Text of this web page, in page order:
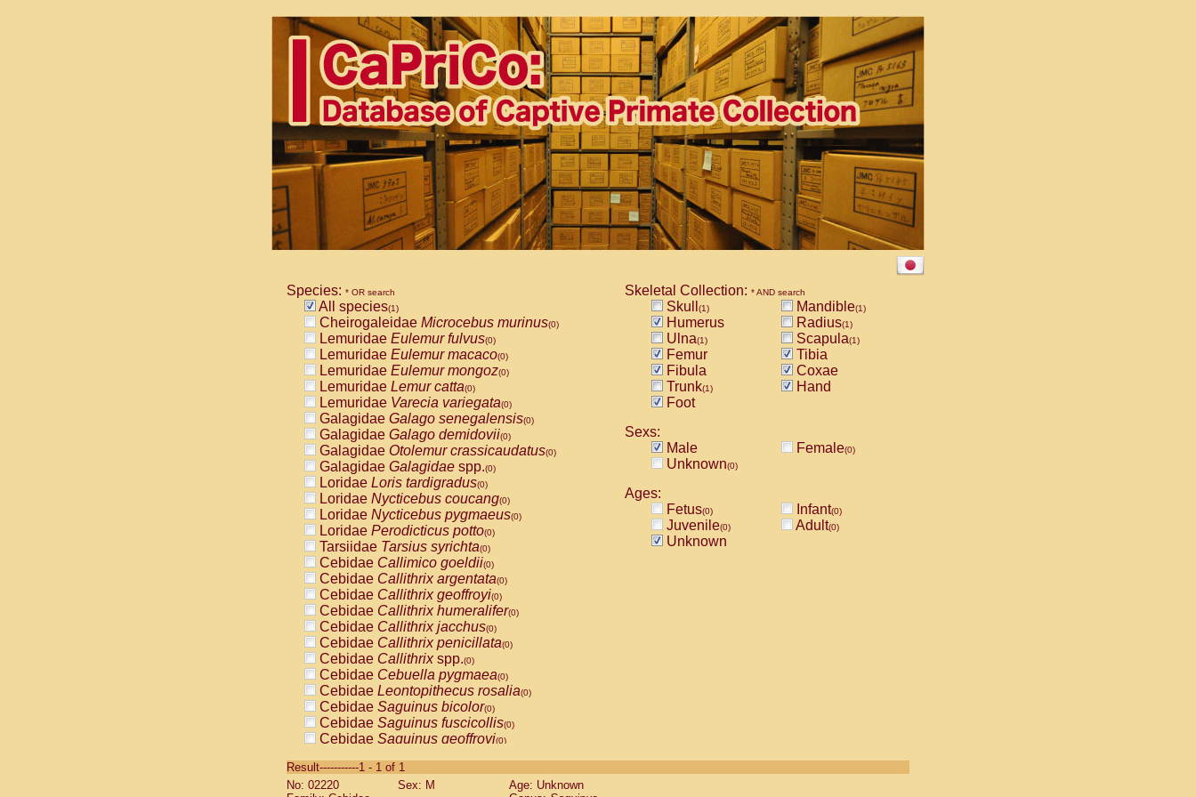
Species: * OR search
All species(1)
Cheirogaleidae Microcebus murinus(0)
Lemuridae Eulemur fulvus(0)
Lemuridae Eulemur macaco(0)
Lemuridae Eulemur mongoz(0)
Lemuridae Lemur catta(0)
Lemuridae Varecia variegata(0)
Galagidae Galago senegalensis(0)
Galagidae Galago demidovii(0)
Galagidae Otolemur crassicaudatus(0)
Galagidae Galagidae spp.(0)
Loridae Loris tardigradus(0)
Loridae Nycticebus coucang(0)
Loridae Nycticebus pygmaeus(0)
Loridae Perodicticus potto(0)
Tarsiidae Tarsius syrichta(0)
Cebidae Callimico goeldii(0)
Cebidae Callithrix argentata(0)
Cebidae Callithrix geoffroyi(0)
Cebidae Callithrix humeralifer(0)
Cebidae Callithrix jacchus(0)
Cebidae Callithrix penicillata(0)
Cebidae Callithrixspp.(0)
Cebidae Cebuella pygmaea(0)
Cebidae Leontopithecus rosalia(0)
Cebidae Saguinus bicolor(0)
Cebidae Saguinus fuscicollis(0)
Cebidae Saguinus geoffroyi(0)
CebidaeSaguinus labiatus(0)
Cebidae Saguinus leucopus (0)
Skeletal Collection: * AND search
Skull (1) Mandible(1)
Humerus Radius(1)
Ulna(1) Scapula(1)
Femur
Tibia
Fibula
Coxae
Trunk(1)
Hand
Foot
Sexs:
Male
Female(0)
Unknown(0)
Ages:
Fetus(0) Infant(0)
Juvenile(0) Adult(0)
Unknown
Result-----------1 - 1 of 1
No: 02220
Sex: M
Age: Unknown